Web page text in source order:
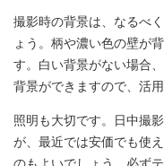
撮影時の背景は、なるべ
ょう。柄や濃い色の壁が
す。白い背景がない場合
背景ができますので、活
照明も大切です。日中撮
が、最近では安価でも使